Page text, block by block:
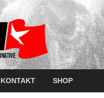
KONTAKT SHOP